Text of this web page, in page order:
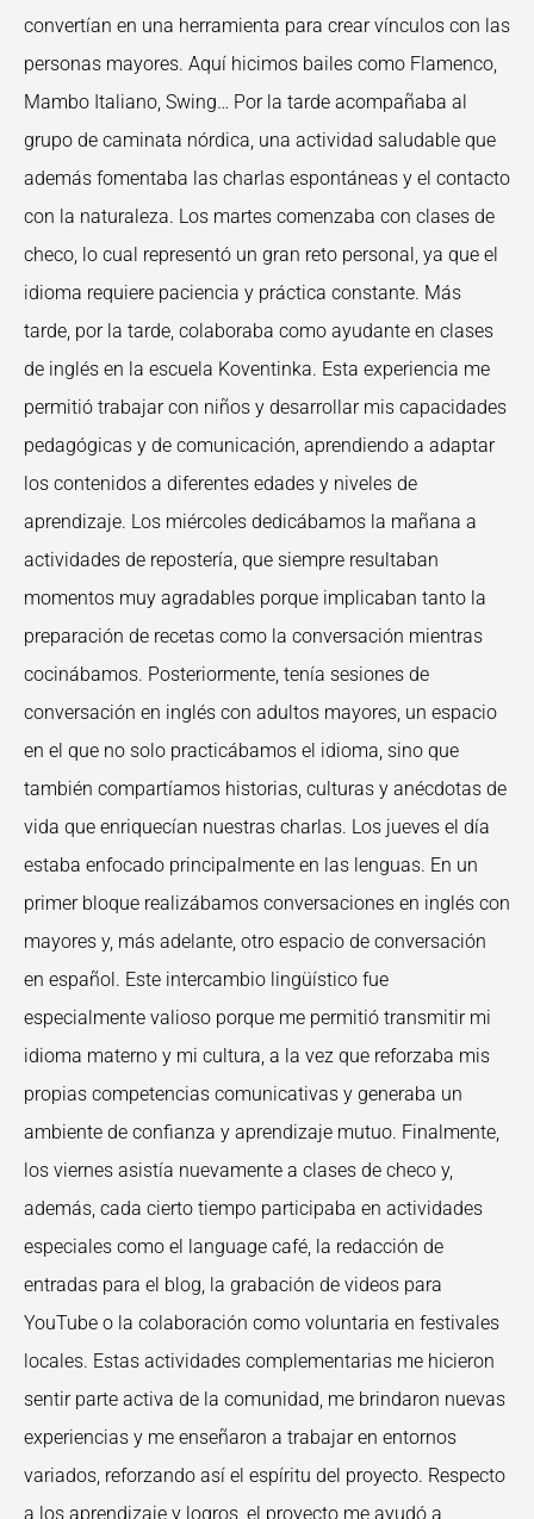
convertían en una herramienta para crear vínculos con las
personas mayores. Aquí hicimos bailes como Flamenco,
Mambo Italiano, Swing… Por la tarde acompañaba al
grupo de caminata nórdica, una actividad saludable que
además fomentaba las charlas espontáneas y el contacto
con la naturaleza. Los martes comenzaba con clases de
checo, lo cual representó un gran reto personal, ya que el
idioma requiere paciencia y práctica constante. Más
tarde, por la tarde, colaboraba como ayudante en clases
de inglés en la escuela Koventinka. Esta experiencia me
permitió trabajar con niños y desarrollar mis capacidades
pedagógicas y de comunicación, aprendiendo a adaptar
los contenidos a diferentes edades y niveles de
aprendizaje. Los miércoles dedicábamos la mañana a
actividades de repostería, que siempre resultaban
momentos muy agradables porque implicaban tanto la
preparación de recetas como la conversación mientras
cocinábamos. Posteriormente, tenía sesiones de
conversación en inglés con adultos mayores, un espacio
en el que no solo practicábamos el idioma, sino que
también compartíamos historias, culturas y anécdotas de
vida que enriquecían nuestras charlas. Los jueves el día
estaba enfocado principalmente en las lenguas. En un
primer bloque realizábamos conversaciones en inglés con
mayores y, más adelante, otro espacio de conversación
en español. Este intercambio lingüístico fue
especialmente valioso porque me permitió transmitir mi
idioma materno y mi cultura, a la vez que reforzaba mis
propias competencias comunicativas y generaba un
ambiente de confianza y aprendizaje mutuo. Finalmente,
los viernes asistía nuevamente a clases de checo y,
además, cada cierto tiempo participaba en actividades
especiales como el language café, la redacción de
entradas para el blog, la grabación de videos para
YouTube o la colaboración como voluntaria en festivales
locales. Estas actividades complementarias me hicieron
sentir parte activa de la comunidad, me brindaron nuevas
experiencias y me enseñaron a trabajar en entornos
variados, reforzando así el espíritu del proyecto. Respecto
a los aprendizaje y logros, el proyecto me ayudó a